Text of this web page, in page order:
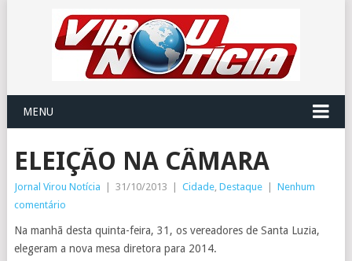
MENU
ELEIÇÃO NA CÂMARA
Jornal Virou Notícia 31/10/2013 Cidade, Destaque
Nenhum
comentário
Na manhã desta quinta-feira, 31, os vereadores de Santa Luzia,
elegeram a nova mesa diretora para 2014.